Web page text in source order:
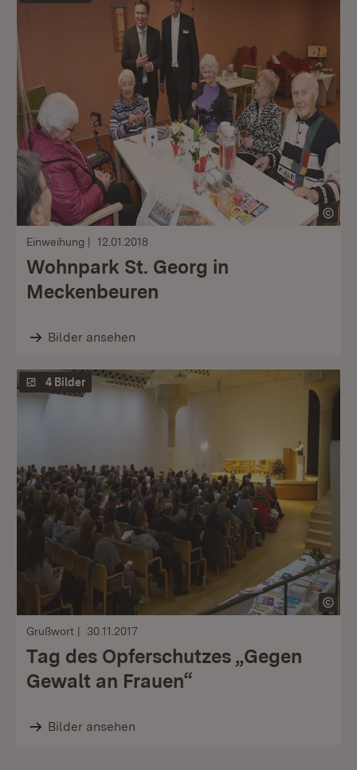
Einweihung 12.01.2018
Wohnpark St. Georg in
Meckenbeuren
Bilder ansehen
4 Bilder
Grußwort 30.11.2017
Tag des Opferschutzes „Gegen
Gewalt an Frauen“
Bilder ansehen